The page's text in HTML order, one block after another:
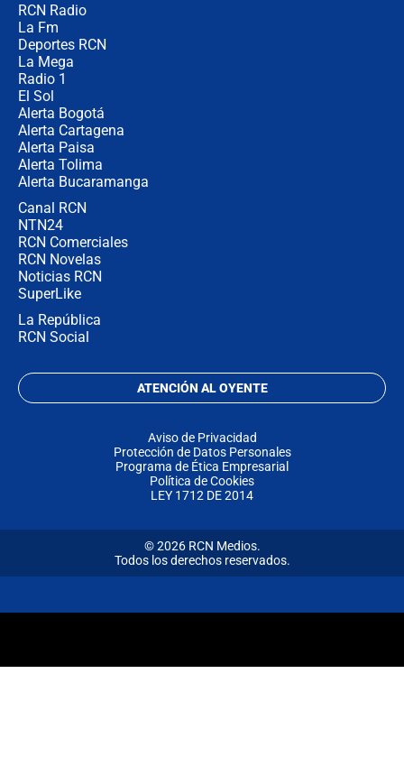
RCN Radio
La Fm
Deportes RCN
La Mega
Radio 1
El Sol
Alerta Bogotá
Alerta Cartagena
Alerta Paisa
Alerta Tolima
Alerta Bucaramanga
Canal RCN
NTN24
RCN Comerciales
RCN Novelas
Noticias RCN
SuperLike
La República
RCN Social
ATENCIÓN AL OYENTE
Aviso de Privacidad
Protección de Datos Personales
Programa de Ética Empresarial
Política de Cookies
LEY 1712 DE 2014
© 2026 RCN Medios.
Todos los derechos reservados.